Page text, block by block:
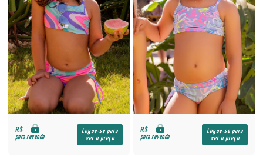
R$
para revenda
Logue-se para
ver o preço
R$
para revenda
Logue-se para
ver o preço